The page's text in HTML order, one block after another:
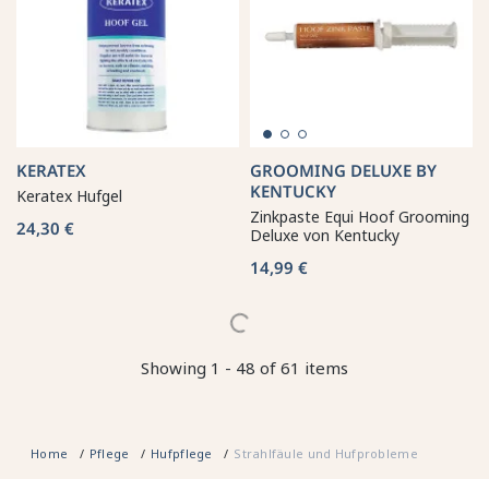
KERATEX
Keratex Hufgel
24,30 €
GROOMING DELUXE BY
KENTUCKY
Zinkpaste Equi Hoof Grooming
Deluxe von Kentucky
14,99 €
Showing 1 - 48 of 61 items
Home Pflege Hufpflege Strahlfäule und Hufprobleme